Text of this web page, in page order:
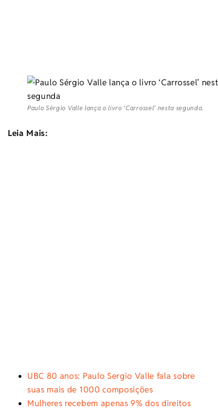
Paulo Sérgio Valle lança o livro ‘Carrossel’ nesta segunda.
Leia Mais:
UBC 80 anos: Paulo Sergio Valle fala sobre
suas mais de 1000 composições
Mulheres recebem apenas 9% dos direitos